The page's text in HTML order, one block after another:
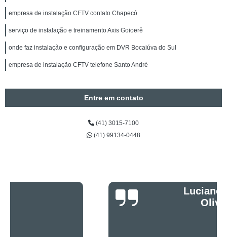
empresa de instalação CFTV contato Chapecó
serviço de instalação e treinamento Axis Goioerê
onde faz instalação e configuração em DVR Bocaiúva do Sul
empresa de instalação CFTV telefone Santo André
Entre em contato
(41) 3015-7100
(41) 99134-0448
Luciano Rueda
Oliveira